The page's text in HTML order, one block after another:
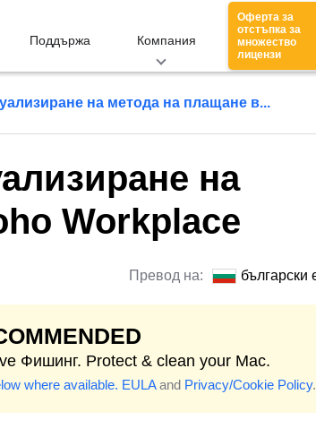
Поддържа Компания
Оферта за
отстъпка за
множество
лицензи
на метода на плащане в...
на
Workplace
Превод на: български
Фишинг. Protect & clean your Mac.
where available. EULAand Privacy/Cookie Policy.